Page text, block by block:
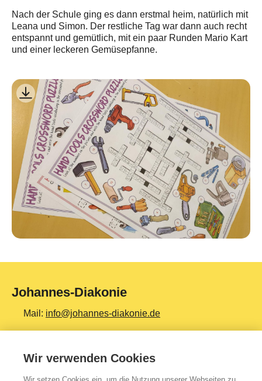
Nach der Schule ging es dann erstmal heim, natürlich mit
Leana und Simon. Der restliche Tag war dann auch recht
entspannt und gemütlich, mit ein paar Runden Mario Kart
und einer leckeren Gemüsepfanne.
Johannes-Diakonie
Mail: info@johannes-diakonie.de
Tel:06261 - 88-0
Wir verwenden Cookies